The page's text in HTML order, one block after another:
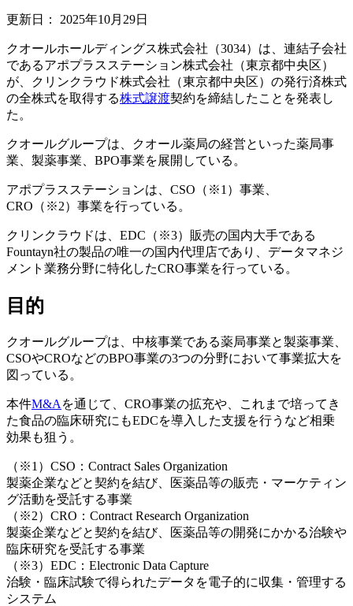
更新日： 2025年10月29日
クオールホールディングス株式会社（3034）は、連結子会社
であるアポプラスステーション株式会社（東京都中央区）
が、クリンクラウド株式会社（東京都中央区）の発行済株式
の全株式を取得する株式譲渡契約を締結したことを発表し
た。
クオールグループは、クオール薬局の経営といった薬局事
業、製薬事業、BPO事業を展開している。
アポプラスステーションは、CSO（※1）事業、
CRO（※2）事業を行っている。
クリンクラウドは、EDC（※3）販売の国内大手である
Fountayn社の製品の唯一の国内代理店であり、データマネジ
メント業務分野に特化したCRO事業を行っている。
目的
クオールグループは、中核事業である薬局事業と製薬事業、
CSOやCROなどのBPO事業の3つの分野において事業拡大を
図っている。
本件M&A を通じて、CRO事業の拡充や、これまで培ってき
た食品の臨床研究にもEDCを導入した支援を行うなど相乗
効果も狙う。
（※1）CSO：Contract Sales Organization
製薬企業などと契約を結び、医薬品等の販売・マーケティン
グ活動を受託する事業
（※2）CRO：Contract Research Organization
製薬企業などと契約を結び、医薬品等の開発にかかる治験や
臨床研究を受託する事業
（※3）EDC：Electronic Data Capture
治験・臨床試験で得られたデータを電子的に収集・管理する
システム